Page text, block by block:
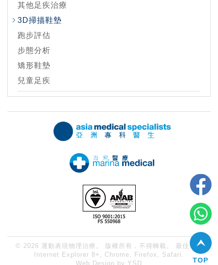
其他足疾治療
3D掃描鞋墊
跑步評估
步態分析
矯形鞋墊
兒童足疾
© 2026 運動表現物理治療。 版權所有，不得轉載。 最佳瀏覽
Internet Explorer 8+, Chrome, Firefox, Safari.
Web Design by YSD TOP